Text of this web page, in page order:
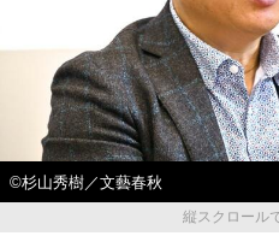
©️杉山秀樹／文藝春秋
縦スクロール